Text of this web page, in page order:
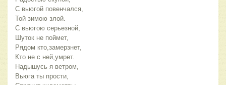
С вьюгой повенчался,
Той зимою злой.
С вьюгою серьезной,
Шуток не поймет,
Рядом кто,замерзнет,
Кто не с ней,умрет.
Надышусь я ветром,
Вьюга ты прости,